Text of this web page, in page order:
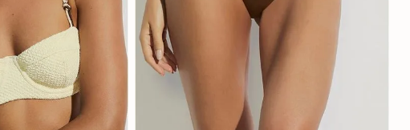
GG P GG